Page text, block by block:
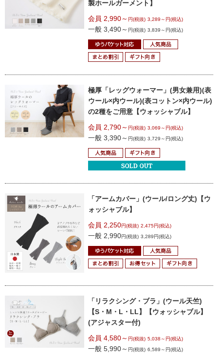
製ホールガーメント】
会員 2,990～ 円(税抜) 3,289～円(税込)
一般 3,490～ 円(税抜) 3,839～円(税込)
極厚「レッグウォーマー」(男女兼用)(表
ウール×内ウール)(表コットン×内ウール)
の2種をご用意【ウォッシャブル】
会員 2,790～ 円(税抜) 3,069～円(税込)
一般 3,390～ 円(税抜) 3,729～円(税込)
「アームカバー」(ウール/ロング丈) 【ウ
ォッシャブル】
会員 2,250円(税抜) 2,475円(税込)
一般 2,990円(税抜) 3,289円(税込)
「リラクシング・ブラ」(ウール天竺)
【S・M・L・LL】【ウォッシャブル】
(アジャスター付)
会員 4,580～ 円(税抜) 5,038～円(税込)
一般 5,990～ 円(税抜) 6,589～円(税込)